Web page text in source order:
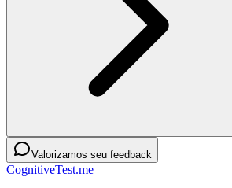
Valorizamos seu feedback
CognitiveTest.me